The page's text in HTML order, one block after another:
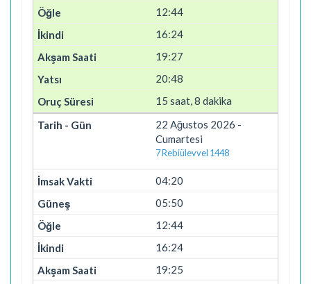
12:44
16:24
19:27
20:48
15 saat, 8 dakika
22 Ağustos 2026 -
Cumartesi
7 Rebiülevvel 1448
04:20
05:50
12:44
16:24
19:25